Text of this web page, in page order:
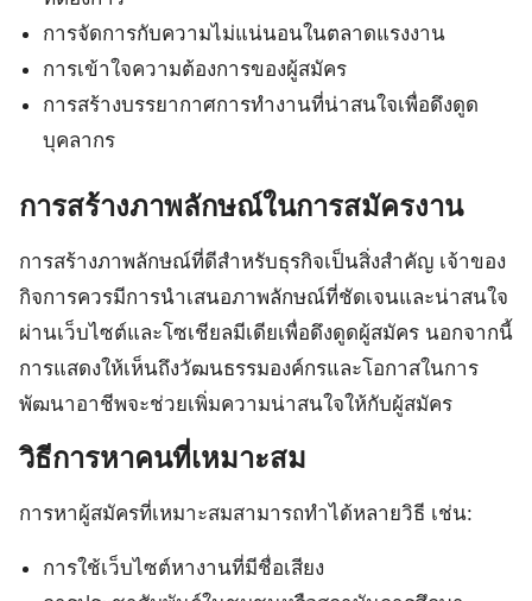
การจัดการกับความไม่แน่นอนในตลาดแรงงาน
การเข้าใจความต้องการของผู้สมัคร
การสร้างบรรยากาศการทำงานที่น่าสนใจเพื่อดึงดูด
บุคลากร
การสร้างภาพลักษณ์ในการสมัครงาน
การสร้างภาพลักษณ์ที่ดีสำหรับธุรกิจเป็นสิ่งสำคัญ เจ้าของ
กิจการควรมีการนำเสนอภาพลักษณ์ที่ชัดเจนและน่าสนใจ
ผ่านเว็บไซต์และโซเชียลมีเดียเพื่อดึงดูดผู้สมัคร นอกจากนี้
การแสดงให้เห็นถึงวัฒนธรรมองค์กรและโอกาสในการ
พัฒนาอาชีพจะช่วยเพิ่มความน่าสนใจให้กับผู้สมัคร
วิธีการหาคนที่เหมาะสม
การหาผู้สมัครที่เหมาะสมสามารถทำได้หลายวิธี เช่น:
การใช้เว็บไซต์หางานที่มีชื่อเสียง